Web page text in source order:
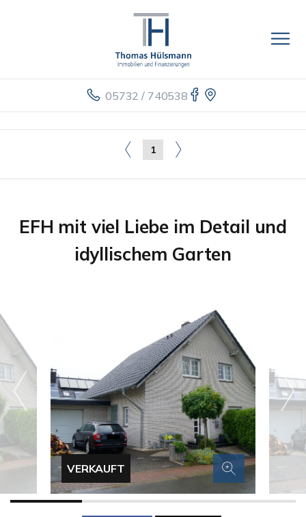
05732 / 740538
1
EFH mit viel Liebe im Detail und
idyllischem Garten
VERKAUFT